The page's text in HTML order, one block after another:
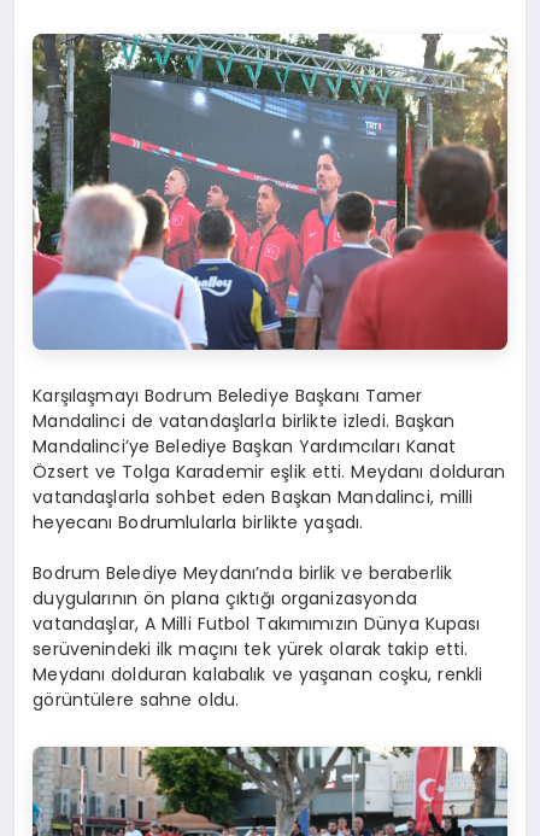
Karşılaşmayı Bodrum Belediye Başkanı Tamer
Mandalinci de vatandaşlarla birlikte izledi. Başkan
Mandalinci’ye Belediye Başkan Yardımcıları Kanat
Özsert ve Tolga Karademir eşlik etti. Meydanı dolduran
vatandaşlarla sohbet eden Başkan Mandalinci, milli
heyecanı Bodrumlularla birlikte yaşadı.
Bodrum Belediye Meydanı’nda birlik ve beraberlik
duygularının ön plana çıktığı organizasyonda
vatandaşlar, A Milli Futbol Takımımızın Dünya Kupası
serüvenindeki ilk maçını tek yürek olarak takip etti.
Meydanı dolduran kalabalık ve yaşanan coşku, renkli
görüntülere sahne oldu.